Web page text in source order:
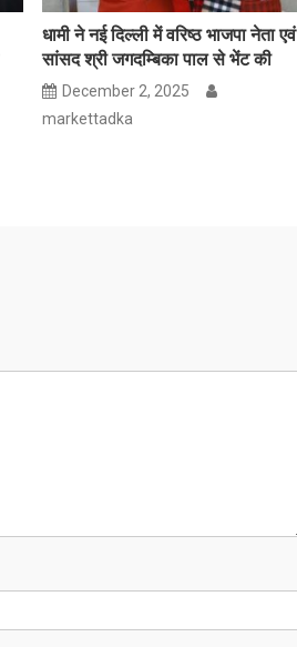
धामी ने नई दिल्ली में वरिष्ठ भाजपा नेता एवं
सांसद श्री जगदम्बिका पाल से भेंट की
December 2, 2025
markettadka